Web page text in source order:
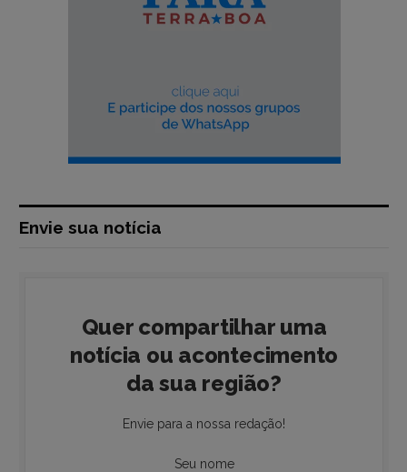
Envie sua notícia
Quer compartilhar uma
notícia ou acontecimento
da sua região?
Envie para a nossa redação!
Seu nome